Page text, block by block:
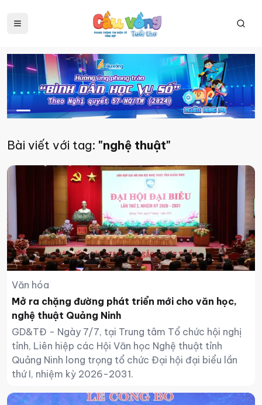
Bài viết với tag: "nghệ thuật"
Văn hóa
Mở ra chặng đường phát triển mới cho văn học,
nghệ thuật Quảng Ninh
GD&TĐ - Ngày 7/7, tại Trung tâm Tổ chức hội nghị
tỉnh, Liên hiệp các Hội Văn học Nghệ thuật tỉnh
Quảng Ninh long trọng tổ chức Đại hội đại biểu lần
thứ I, nhiệm kỳ 2026-2031.